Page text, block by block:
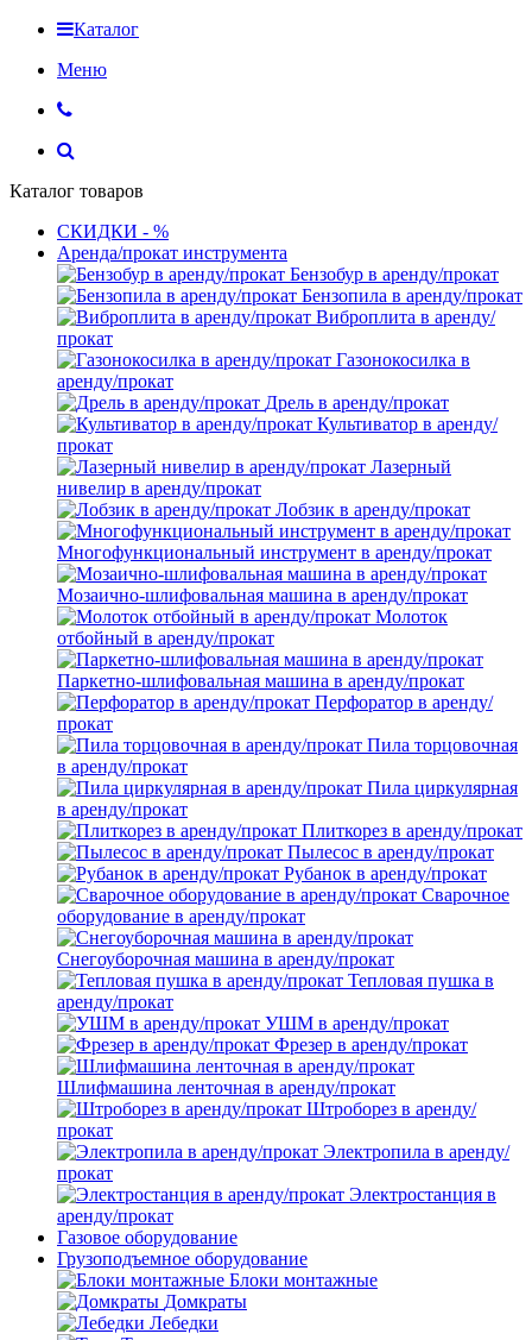
Каталог
Меню
Каталог товаров
СКИДКИ - %
Аренда/прокат инструмента
Бензобур в аренду/прокат
Бензопила в аренду/прокат
Виброплита в аренду/
прокат
Газонокосилка в
аренду/прокат
Дрель в аренду/прокат
Культиватор в аренду/
прокат
Лазерный
нивелир в аренду/прокат
Лобзик в аренду/прокат
Многофункциональный инструмент в аренду/прокат
Мозаично-шлифовальная машина в аренду/прокат
Молоток
отбойный в аренду/прокат
Паркетно-шлифовальная машина в аренду/прокат
Перфоратор в аренду/
прокат
Пила торцовочная
в аренду/прокат
Пила циркулярная
в аренду/прокат
Плиткорез в аренду/прокат
Пылесос в аренду/прокат
Рубанок в аренду/прокат
Сварочное
оборудование в аренду/прокат
Снегоуборочная машина в аренду/прокат
Тепловая пушка в
аренду/прокат
УШМ в аренду/прокат
Фрезер в аренду/прокат
Шлифмашина ленточная в аренду/прокат
Штроборез в аренду/
прокат
Электропила в аренду/
прокат
Электростанция в
аренду/прокат
Газовое оборудование
Грузоподъемное оборудование
Блоки монтажные
Домкраты
Лебедки